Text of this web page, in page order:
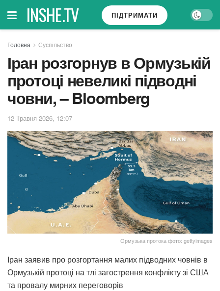
INSHE.TV ПІДТРИМАТИ
Головна Суспільство
Іран розгорнув в Ормузькій
протоці невеликі підводні
човни, – Bloomberg
12 Травня 2026, 12:07
Ормузька протока фото: gettyimages
Іран заявив про розгортання малих підводних човнів в
Ормузькій протоці на тлі загострення конфлікту зі США
та провалу мирних переговорів